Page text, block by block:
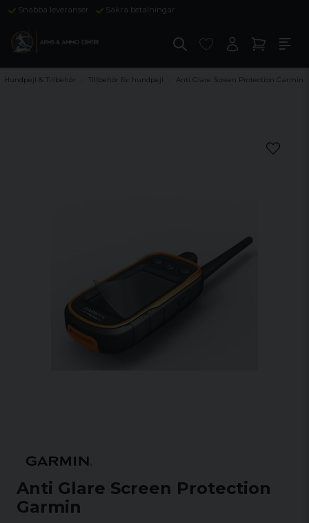
Snabba leveranser Säkra betalningar
Hundpejl & Tillbehör Tillbehör för hundpejl Anti Glare Screen Protection Garmin
Anti Glare Screen Protection
Garmin